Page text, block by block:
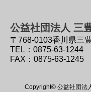
公益社団法人 三
〒768-0103香川県三
TEL：0875-63-1244
FAX：0875-63-1245
Copyright© 公益社団法